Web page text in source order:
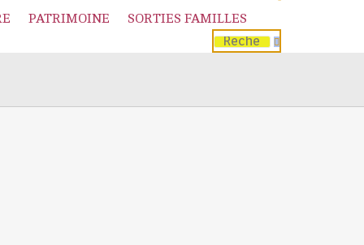
PATRIMOINE
SORTIES FAMILLES